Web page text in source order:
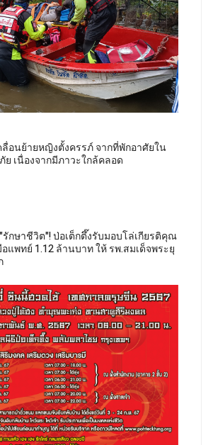
ลื่อนย้ายหญิงตั้งครรภ์ จากที่พักอาศัยใน
เนื่องจากมีภาวะใกล้คลอด
กษาชีวิต"! ป่อเต็กตึ๊งรับมอบโล่เกียรติคุณ
แพทย์ 1.12 ล้านบาท ให้ รพ.สมเด็จพระยุ